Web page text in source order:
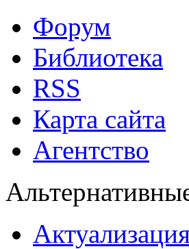
Форум
Библиотека
RSS
Карта сайта
Агентство